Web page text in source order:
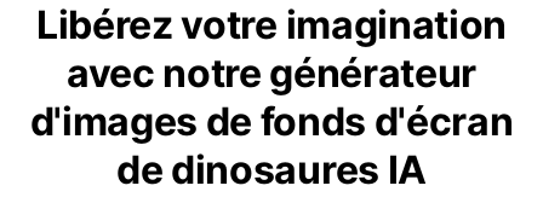
Libérez votre imagination
avec notre générateur
d'images de fonds d'écran
de dinosaures IA